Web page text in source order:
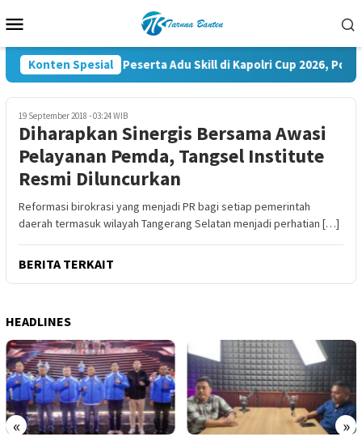
ke
Mobile
Konten Spesial35.936 Peserta Adu Skill di Kapolri Cup 2026, Polri
19 September 2018 - 03:24 WIB
Diharapkan Sinergis Bersama Awasi
Pelayanan Pemda, Tangsel Institute
Resmi Diluncurkan
Reformasi birokrasi yang menjadi PR bagi setiap pemerintah
daerah termasuk wilayah Tangerang Selatan menjadi perhatian […]
BERITA TERKAIT
HEADLINES
« »